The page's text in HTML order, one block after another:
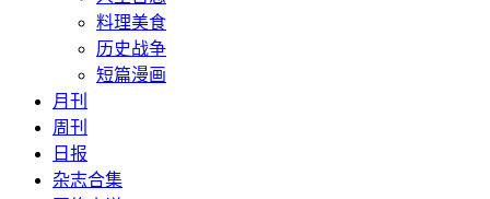
料理美食
历史战争
短篇漫画
月刊
周刊
日报
杂志合集